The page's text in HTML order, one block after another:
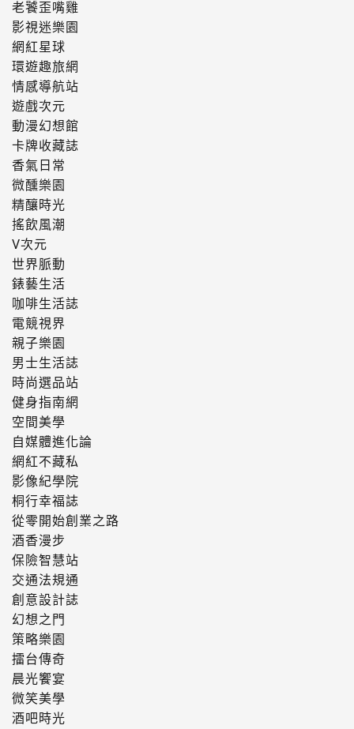
老饕歪嘴雞
影視迷樂園
網紅星球
環遊趣旅網
情感導航站
遊戲次元
動漫幻想館
卡牌收藏誌
香氣日常
微醺樂園
精釀時光
搖飲風潮
V次元
世界脈動
錶藝生活
咖啡生活誌
電競視界
親子樂園
男士生活誌
時尚選品站
健身指南網
空間美學
自媒體進化論
網紅不藏私
影像紀學院
桐行幸福誌
從零開始創業之路
酒香漫步
保險智慧站
交通法規通
創意設計誌
幻想之門
策略樂園
擂台傳奇
晨光饗宴
微笑美學
酒吧時光